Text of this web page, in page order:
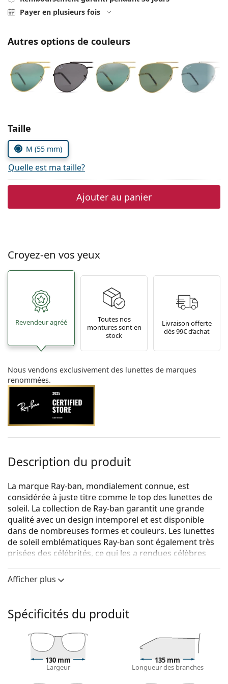
Persol
Toutes les marques
Payer en plusieurs fois
Autres options de couleurs
Choisissez les paramètres
Taille
M (55 mm)
Quelle est ma taille?
Ajouter au panier
Croyez-en vos yeux
Revendeur agréé
Toutes nos
montures sont en
stock
Livraison offerte
dès 99€ d’achat
Nous vendons exclusivement des lunettes de marques
renommées.
Description du produit
La marque Ray-ban, mondialement connue, est
considérée à juste titre comme le top des lunettes de
soleil. La collection de Ray-ban garantit une grande
qualité avec un design intemporel et est disponible
dans de nombreuses formes et couleurs. Les lunettes
de soleil emblématiques Ray-ban sont également très
prisées des célébrités, ce qui les a rendues célèbres
Ray-Ban New Aviator RB3625 9196G6 55
Voyez à quoi vous ressemblez avec ces lunettes de
soleil grâce à la fonction d'essayage virtuel de
Lentiamo.
Monture de lunettes de soleil
La couleur dorée de la monture s'accorde
Afficher plus
Spécificités du produit
130 mm
Largeur
135 mm
Longueur des branches